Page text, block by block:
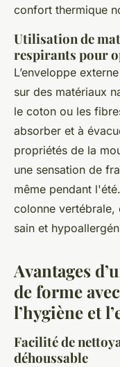
confort thermique
Utilisation de
respirants pour
L’enveloppe externe
sur des matériaux
le coton ou les
absorber et à
propriétés de la
une sensation de
même pendant
colonne vertébrale,
sain et
Avantages
de forme
l’hygiène et
Facilité de
déhoussable